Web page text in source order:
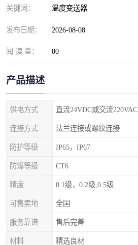
关键词： 温度变送器
发布日期： 2026-08-08
阅 读 量： 80
产品描述
供电方式 直流24VDC或交流220VAC
连接方式 法兰连接或螺纹连接
防护等级 IP65，IP67
防爆等级 CT6
精度 0.1级，0.2级,0.5级
可售卖地 全国
服务靠谱 售后完善
材料 精选良材